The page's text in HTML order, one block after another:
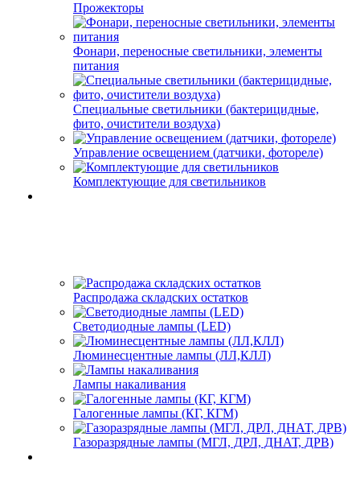
Прожекторы
Фонари, переносные светильники, элементы
питания
Специальные светильники (бактерицидные,
фито, очистители воздуха)
Управление освещением (датчики, фотореле)
Комплектующие для светильников
Распродажа складских остатков
Светодиодные лампы (LED)
Люминесцентные лампы (ЛЛ,КЛЛ)
Лампы накаливания
Галогенные лампы (КГ, КГМ)
Газоразрядные лампы (МГЛ, ДРЛ, ДНАТ, ДРВ)